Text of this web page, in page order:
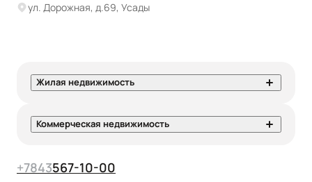
ул. Дорожная, д.69, Усады
Жилая недвижимость
Коммерческая недвижимость
+7843567-10-00